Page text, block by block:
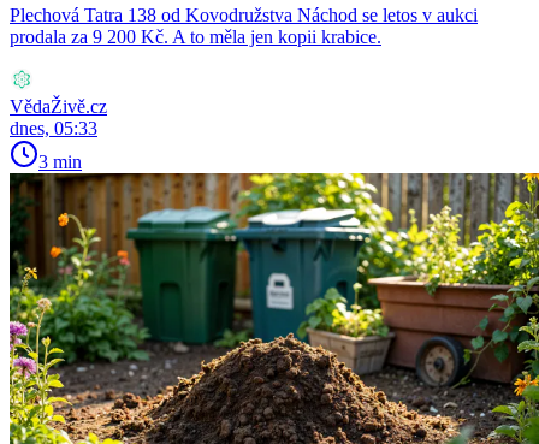
Plechová Tatra 138 od Kovodružstva Náchod se letos v aukci
prodala za 9 200 Kč. A to měla jen kopii krabice.
VědaŽivě.cz
dnes, 05:33
3 min